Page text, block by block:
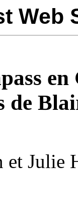
Web
de
et Julie